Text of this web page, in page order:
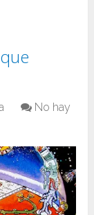
No hay